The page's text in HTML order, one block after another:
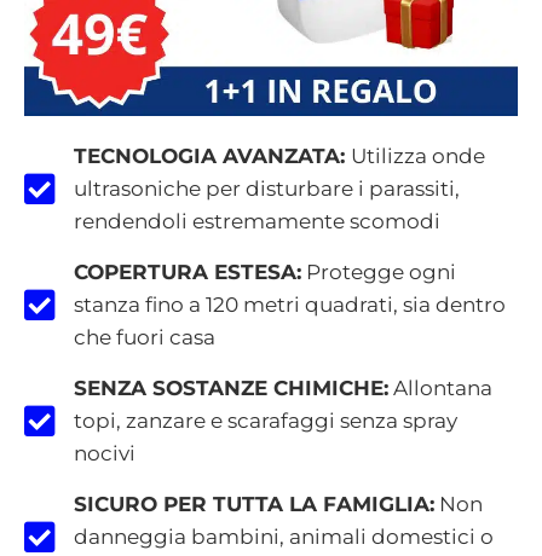
TECNOLOGIA AVANZATA: Utilizza onde
ultrasoniche per disturbare i parassiti,
rendendoli estremamente scomodi
COPERTURA ESTESA: Protegge ogni
stanza fino a 120 metri quadrati, sia dentro
che fuori casa
SENZA SOSTANZE CHIMICHE: Allontana
topi, zanzare e scarafaggi senza spray
nocivi
SICURO PER TUTTA LA FAMIGLIA: Non
danneggia bambini, animali domestici o